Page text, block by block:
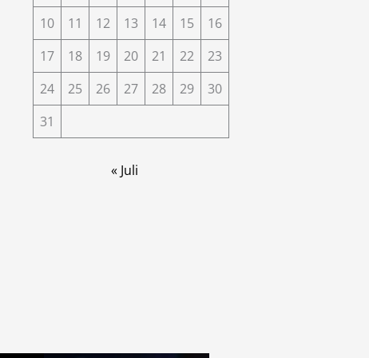
10
11 12 13 14 15
16
17
18 19 20 21 22
23
24
25 26 27 28 29
30
31
« Juli